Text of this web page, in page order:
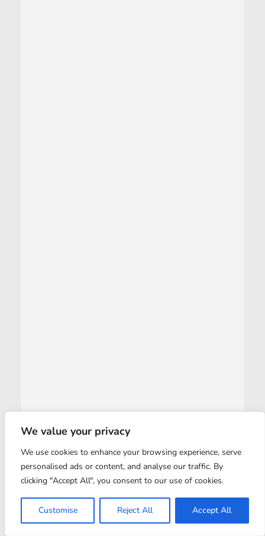
We value your privacy
We use cookies to enhance your browsing experience, serve
personalised ads or content, and analyse our traffic. By
clicking "Accept All", you consent to our use of cookies.
Customise Reject All Accept All